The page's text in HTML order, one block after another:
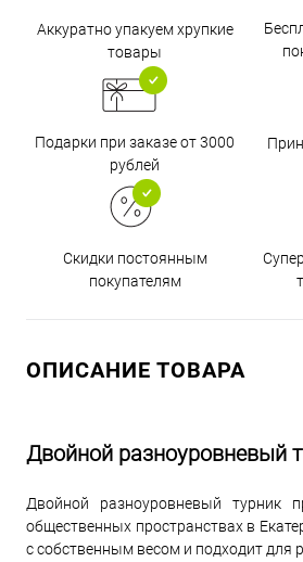
Аккуратно упакуем хрупкие
товары
Подарки при заказе от 3000
рублей
Скидки постоянным
покупателям
ОПИСАНИЕ ТОВАРА
Двойной разноуровневый
Двойной разноуровневый турник
общественных пространствах в
с собственным весом и подходит для